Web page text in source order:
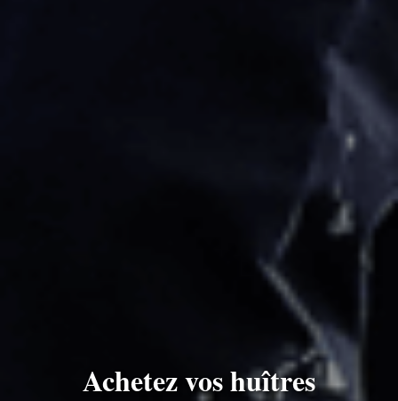
Achetez vos huîtres